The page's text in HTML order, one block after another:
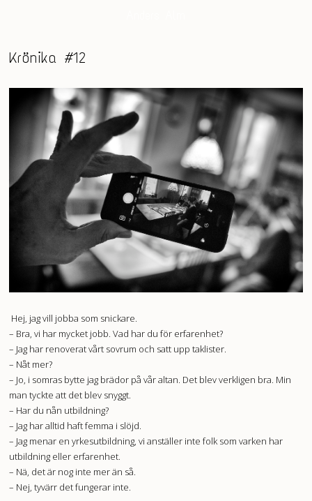
Krönika #12
Hej, jag vill jobba som snickare.
– Bra, vi har mycket jobb. Vad har du för erfarenhet?
– Jag har renoverat vårt sovrum och satt upp taklister.
– Nåt mer?
– Jo, i somras bytte jag brädor på vår altan. Det blev verkligen bra. Min
man tyckte att det blev snyggt.
– Har du nån utbildning?
– Jag har alltid haft femma i slöjd.
– Jag menar en yrkesutbildning, vi anställer inte folk som varken har
utbildning eller erfarenhet.
– Nä, det är nog inte mer än så.
– Nej, tyvärr det fungerar inte.